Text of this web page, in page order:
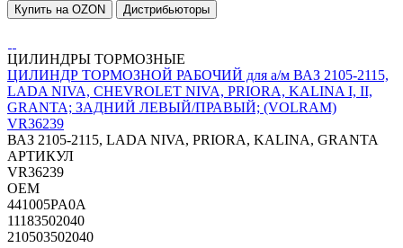
Купить на OZON Дистрибьюторы
ЦИЛИНДРЫ ТОРМОЗНЫЕ
ЦИЛИНДР ТОРМОЗНОЙ РАБОЧИЙ для а/м ВАЗ 2105-2115,
LADA NIVA, CHEVROLET NIVA, PRIORA, KALINA I, II,
GRANTA; ЗАДНИЙ ЛЕВЫЙ/ПРАВЫЙ; (VOLRAM)
VR36239
ВАЗ 2105-2115, LADA NIVA, PRIORA, KALINA, GRANTA
АРТИКУЛ
VR36239
OEM
441005PA0A
11183502040
210503502040